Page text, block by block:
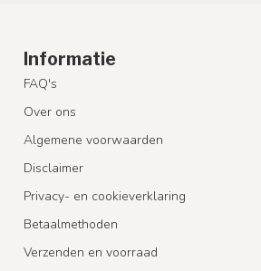
Informatie
FAQ's
Over ons
Algemene voorwaarden
Disclaimer
Privacy- en cookieverklaring
Betaalmethoden
Verzenden en voorraad